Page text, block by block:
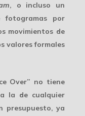
, o incluso un
por
movimientos de
valores formales
Over” no tiene
la de cualquier
presupuesto, ya